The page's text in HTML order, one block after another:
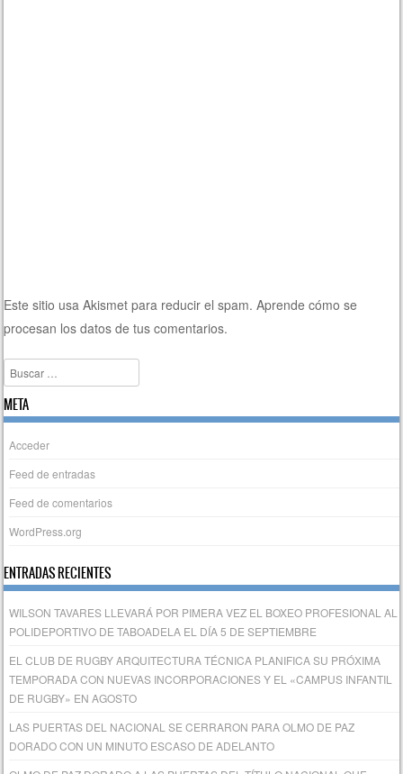
Este sitio usa Akismet para reducir el spam.Aprende cómo se
procesan los datos de tus comentarios.
Buscar
META
Acceder
Feed de entradas
Feed de comentarios
WordPress.org
ENTRADAS RECIENTES
WILSON TAVARES LLEVARÁ POR PIMERA VEZ EL BOXEO PROFESIONAL AL
POLIDEPORTIVO DE TABOADELA EL DÍA 5 DE SEPTIEMBRE
EL CLUB DE RUGBY ARQUITECTURA TÉCNICA PLANIFICA SU PRÓXIMA
TEMPORADA CON NUEVAS INCORPORACIONES Y EL «CAMPUS INFANTIL
DE RUGBY» EN AGOSTO
LAS PUERTAS DEL NACIONAL SE CERRARON PARA OLMO DE PAZ
DORADO CON UN MINUTO ESCASO DE ADELANTO